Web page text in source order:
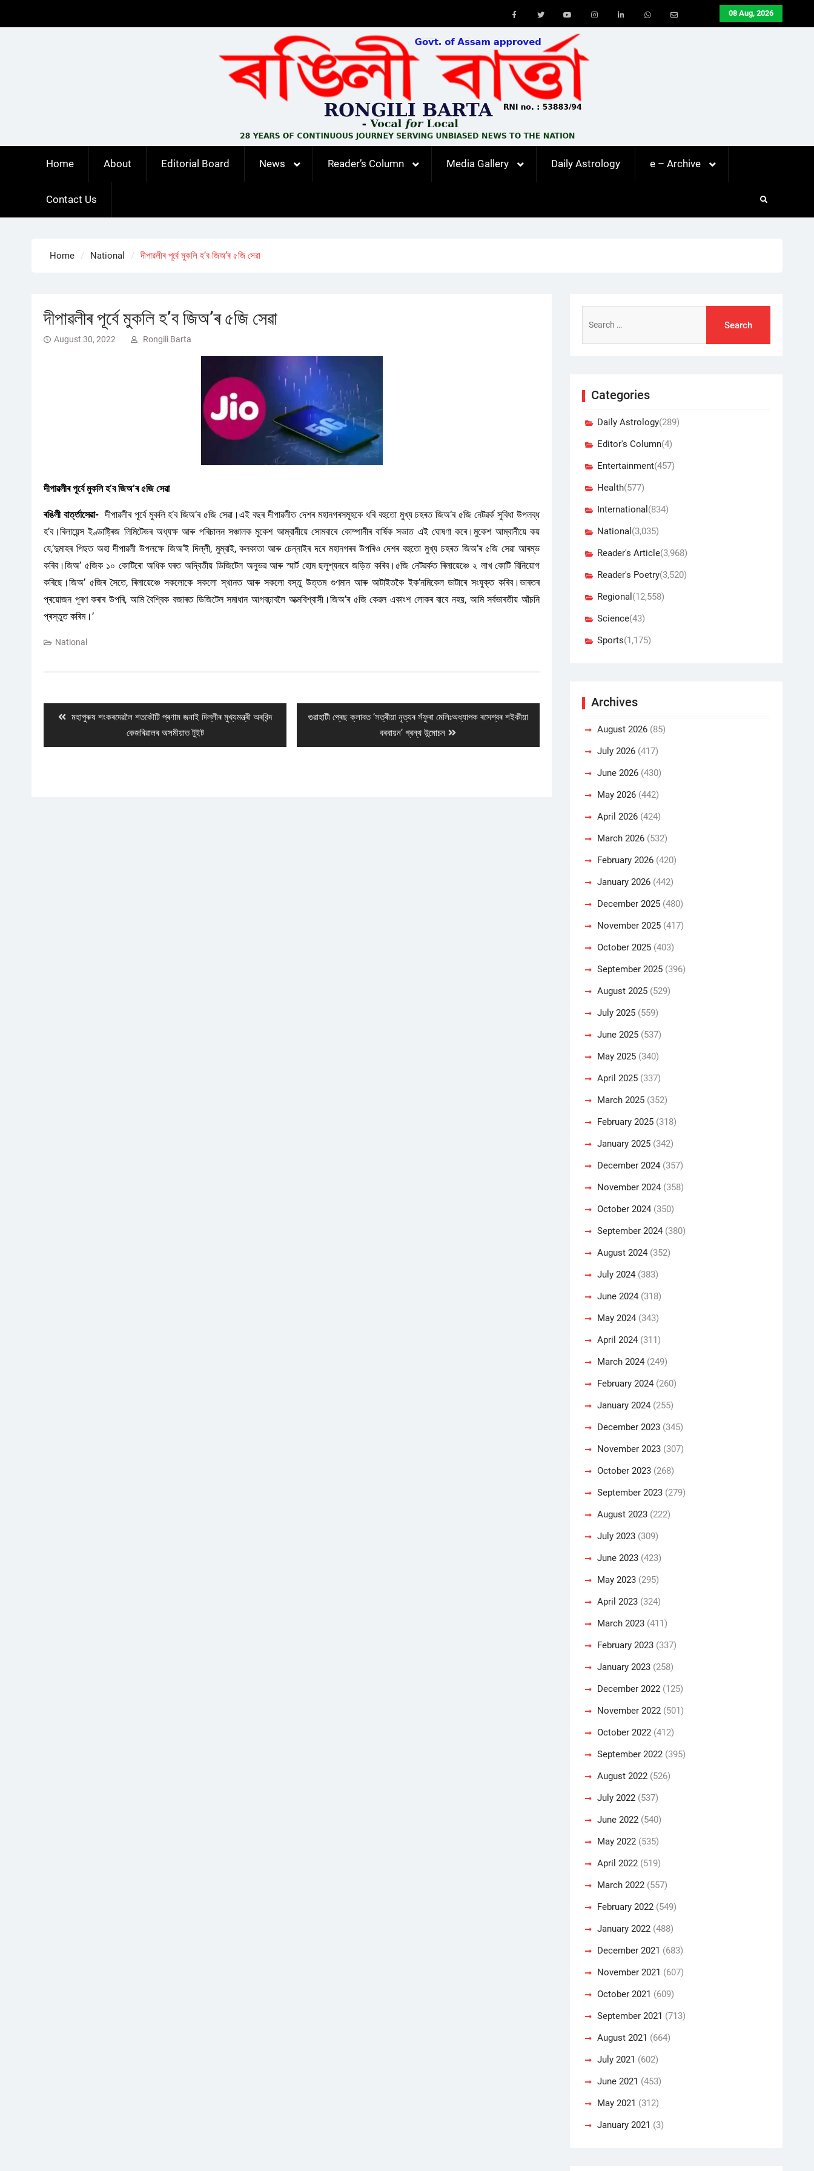
08 Aug, 2026
Youtube
Home About Editorial Board News Reader’s Column Media Gallery Daily Astrology e – Archive
Contact Us
Home National দীপাৱলীৰ পূৰ্বে মুকলি হ’ব জিঅ’ৰ ৫জি সেৱা
দীপাৱলীৰ পূৰ্বে মুকলি হ’ব জিঅ’ৰ ৫জি সেৱা
August 30, 2022 Rongili Barta
দীপাৱলীৰ পূৰ্বে মুকলি হ’ব জিঅ’ৰ ৫জি সেৱা
ৰঙিলী বাৰ্ত্তাসেৱা-দীপাৱলীৰ পূৰ্বে মুকলি হ’ব জিঅ’ৰ ৫জি সেৱা।এই বছৰ দীপাৱলীত দেশৰ মহানগৰসমূহকে ধৰি বহুতো মুখ্য চহৰত জিঅ’ৰ ৫জি নেটৱৰ্ক সুবিধা উপলব্ধ
হ’ব।ৰিলায়েন্স ইণ্ডাষ্ট্ৰিজ লিমিটেডৰ অধ্যক্ষ আৰু পৰিচালন সঞ্চালক মুকেশ আম্বানীয়ে সোমবাৰে কোম্পানীৰ বাৰ্ষিক সভাত এই ঘোষণা কৰে।মুকেশ আম্বানীয়ে কয়
যে,’দুমাহৰ পিছত অহা দীপাৱলী উপলক্ষে জিঅ’ই দিল্লী, মুম্বাই, কলকাতা আৰু চেন্নাইৰ দৰে মহানগৰৰ উপৰিও দেশৰ বহুতো মুখ্য চহৰত জিঅ’ৰ ৫জি সেৱা আৰম্ভ
কৰিব।জিঅ’ ৫জিক ১০ কোটিৰো অধিক ঘৰত অদ্বিতীয় ডিজিটেল অনুভৱ আৰু স্মাৰ্ট হোম ছলুশ্যনৰে জড়িত কৰিব।৫জি নেটৱৰ্কত ৰিলায়েঞ্চে ২ লাখ কোটি বিনিয়োগ
কৰিছে।জিঅ’ ৫জিৰ সৈতে, ৰিলায়েঞ্চে সকলোকে সকলো স্থানত আৰু সকলো বস্তু উত্তম গুণমান আৰু আটাইতকৈ ইক’নমিকেল ডাটাৰে সংযুক্ত কৰিব।ভাৰতৰ
প্ৰয়োজন পূৰণ কৰাৰ উপৰি, আমি বৈশ্বিক বজাৰত ডিজিটেল সমাধান আগবঢ়াবলৈ আত্মবিশ্বাসী।জিঅ’ৰ ৫জি কেৱল একাংশ লোকৰ বাবে নহয়, আমি সৰ্বভাৰতীয় আঁচনি
প্ৰস্তুত কৰিম।’
National
Previous
মহাপুৰুষ শংকৰদেৱলৈ শতকৌটি প্ৰণাম জনাই দিল্লীৰ মুখ্যমন্ত্ৰী অৰবিন্দ
কেজৰিৱালৰ অসমীয়াত টুইট
Next
গুৱাহাটী প্ৰেছ ক্লাবত ‘সত্ৰীয়া নৃত্যৰ সঁফুৰা মেলিঃঅধ্যাপক ৰসেশ্বৰ শইকীয়া
বৰবায়ন’ গ্ৰন্থ উন্মোচন
for:
Categories
Daily Astrology(289)
Editor's Column(4)
Entertainment(457)
Health(577)
International (834)
National (3,035)
Reader's Article(3,968)
Reader's Poetry(3,520)
Regional (12,558)
Science(43)
Sports(1,175)
Archives
August 2026 (85)
July 2026 (417)
June 2026 (430)
May 2026 (442)
April 2026 (424)
March 2026 (532)
February 2026 (420)
January 2026 (442)
December 2025 (480)
November 2025 (417)
October 2025 (403)
September 2025 (396)
August 2025 (529)
July 2025 (559)
June 2025 (537)
May 2025 (340)
April 2025 (337)
March 2025 (352)
February 2025 (318)
January 2025 (342)
December 2024 (357)
November 2024 (358)
October 2024 (350)
September 2024 (380)
August 2024 (352)
July 2024 (383)
June 2024 (318)
May 2024 (343)
April 2024 (311)
March 2024 (249)
February 2024 (260)
January 2024 (255)
December 2023 (345)
November 2023 (307)
October 2023 (268)
September 2023 (279)
August 2023 (222)
July 2023 (309)
June 2023 (423)
May 2023 (295)
April 2023 (324)
March 2023 (411)
February 2023 (337)
January 2023 (258)
December 2022 (125)
November 2022 (501)
October 2022 (412)
September 2022 (395)
August 2022 (526)
July 2022 (537)
June 2022 (540)
May 2022 (535)
April 2022 (519)
March 2022 (557)
February 2022 (549)
January 2022 (488)
December 2021 (683)
November 2021 (607)
October 2021 (609)
September 2021 (713)
August 2021 (664)
July 2021 (602)
June 2021 (453)
May 2021 (312)
January 2021 (3)